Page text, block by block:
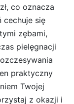
co oznacza
cechuje się
zębami,
pielęgnacji
praktyczny
Twojej
z okazji i